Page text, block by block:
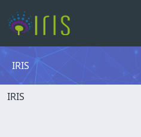
IRIS
IRIS